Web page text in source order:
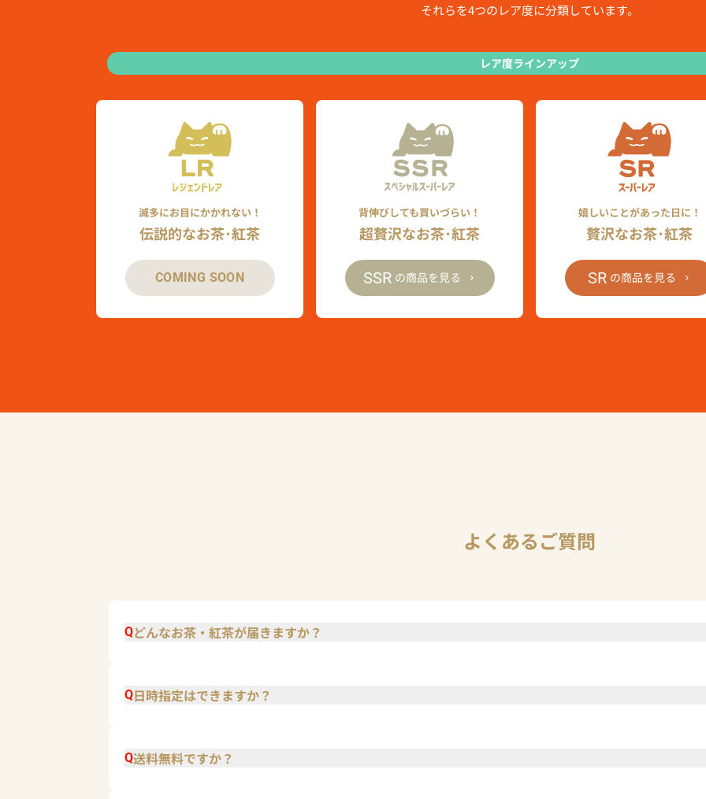
それらを4つのレア度に分類しています。
レア度ラインアップ
滅多にお目にかかれない！
伝説的なお茶･紅茶
COMING SOON
背伸びしても買いづらい！
超贅沢なお茶･紅茶
SSR の商品を見る
嬉しいことがあった日に！
贅沢なお茶･紅茶
SR の商品を見る
よくあるご質問
Qどんなお茶・紅茶が届きますか？
Q日時指定はできますか？
Q送料無料ですか？